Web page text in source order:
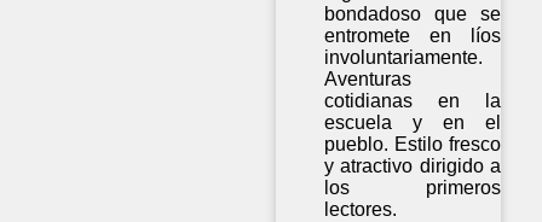
bondadoso que se
entromete en líos
involuntariamente.
Aventuras
cotidianas en la
escuela y en el
pueblo. Estilo fresco
y atractivo dirigido a
los primeros
lectores.